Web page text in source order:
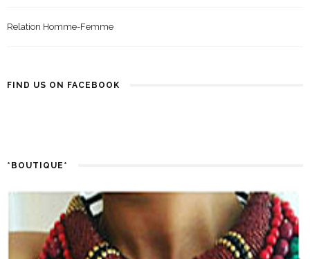
Relation Homme-Femme
FIND US ON FACEBOOK
*BOUTIQUE*